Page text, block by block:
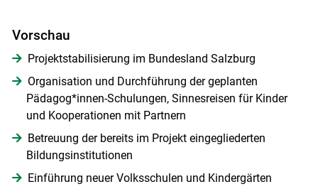
Vorschau
Projektstabilisierung im Bundesland Salzburg
Organisation und Durchführung der geplanten
Pädagog*innen-Schulungen, Sinnesreisen für Kinder
und Kooperationen mit Partnern
Betreuung der bereits im Projekt eingegliederten
Bildungsinstitutionen
Einführung neuer Volksschulen und Kindergärten